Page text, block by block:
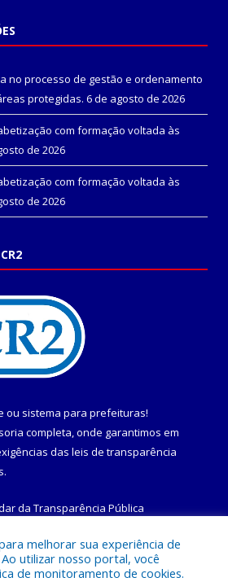
no processo de gestão e ordenamento
protegidas. 6 de agosto de 2026
com formação voltada às
de 2026
com formação voltada às
de 2026
ou sistema para prefeituras!
completa, onde garantimos em
das leis de transparência
da Transparência Pública
melhorar sua experiência de
utilizar nosso portal, você
de monitoramento de cookies.